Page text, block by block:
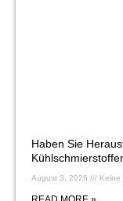
Haben Sie
August 3, 2026 Keine